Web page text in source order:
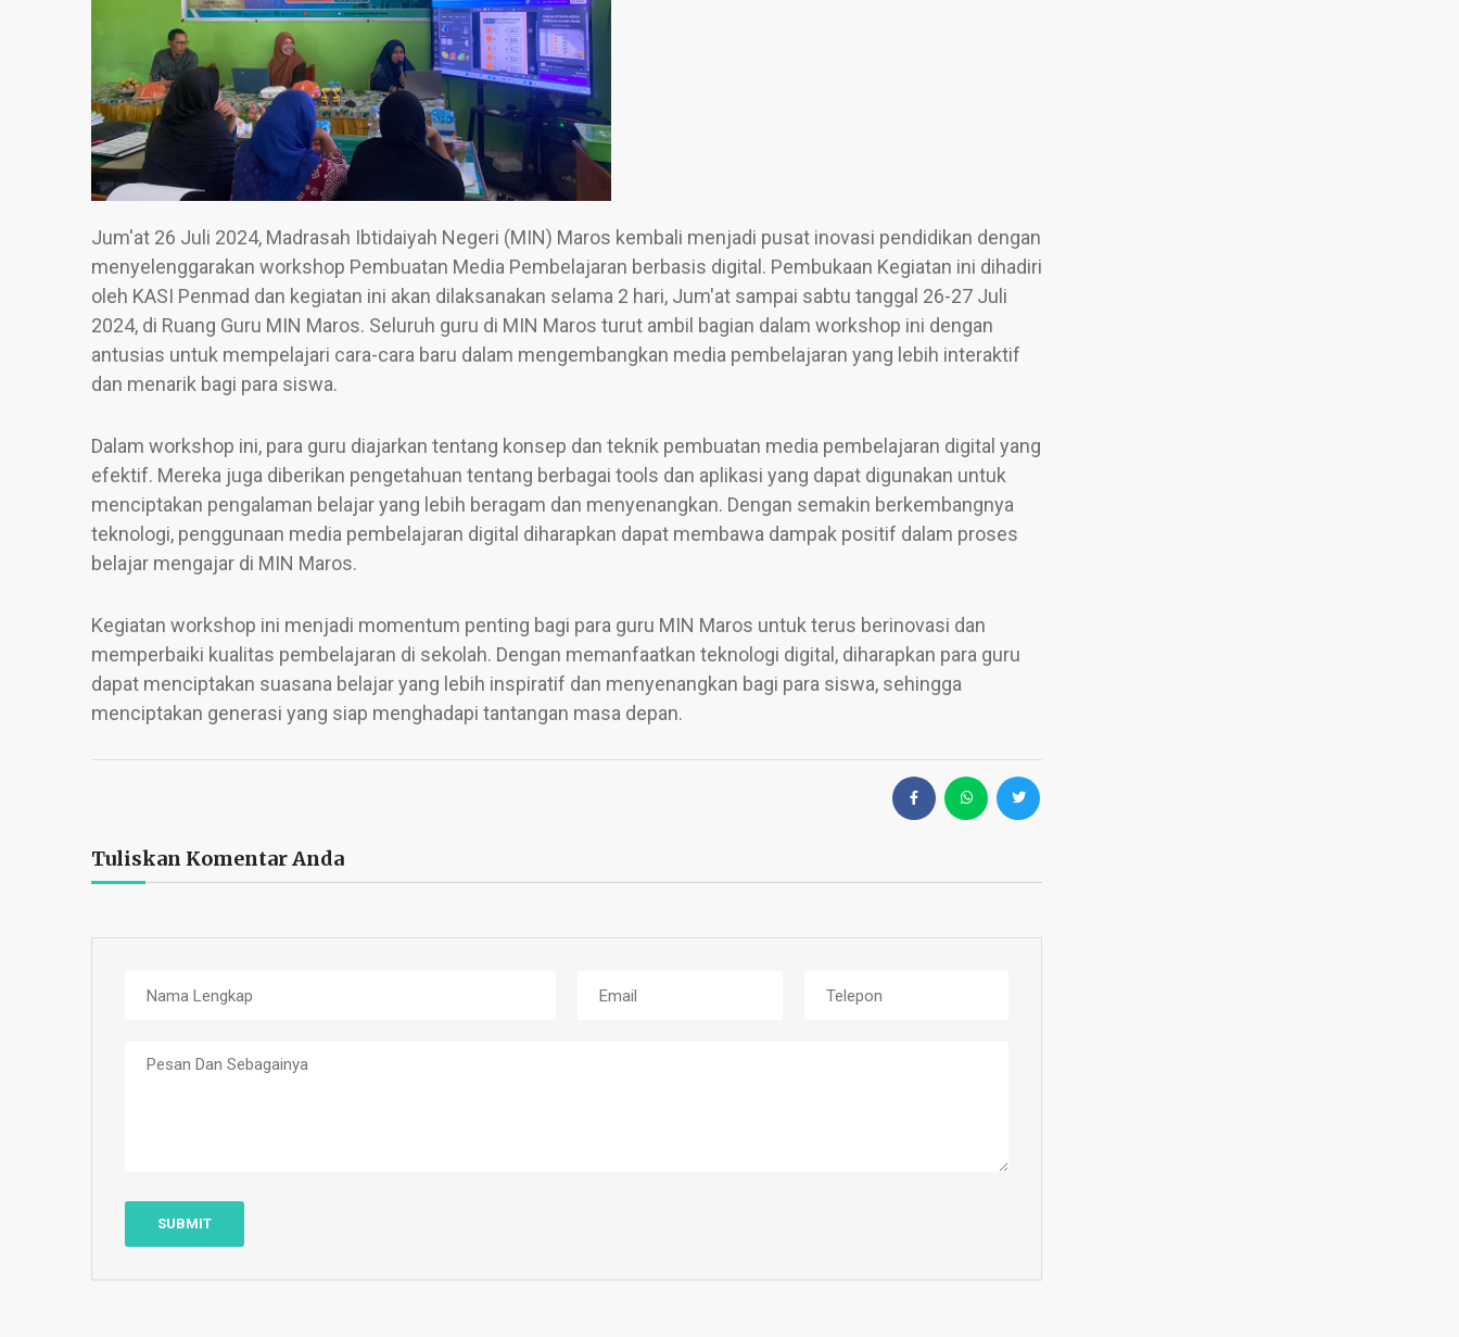
Jum'at 26 Juli 2024, Madrasah Ibtidaiyah Negeri (MIN) Maros kembali menjadi pusat inovasi pendidikan dengan
menyelenggarakan workshop Pembuatan Media Pembelajaran berbasis digital. Pembukaan Kegiatan ini dihadiri
oleh KASI Penmad dan kegiatan ini akan dilaksanakan selama 2 hari, Jum'at sampai sabtu tanggal 26-27 Juli
2024, di Ruang Guru MIN Maros. Seluruh guru di MIN Maros turut ambil bagian dalam workshop ini dengan
antusias untuk mempelajari cara-cara baru dalam mengembangkan media pembelajaran yang lebih interaktif
dan menarik bagi para siswa.
Dalam workshop ini, para guru diajarkan tentang konsep dan teknik pembuatan media pembelajaran digital yang
efektif. Mereka juga diberikan pengetahuan tentang berbagai tools dan aplikasi yang dapat digunakan untuk
menciptakan pengalaman belajar yang lebih beragam dan menyenangkan. Dengan semakin berkembangnya
teknologi, penggunaan media pembelajaran digital diharapkan dapat membawa dampak positif dalam proses
belajar mengajar di MIN Maros.
Kegiatan workshop ini menjadi momentum penting bagi para guru MIN Maros untuk terus berinovasi dan
memperbaiki kualitas pembelajaran di sekolah. Dengan memanfaatkan teknologi digital, diharapkan para guru
dapat menciptakan suasana belajar yang lebih inspiratif dan menyenangkan bagi para siswa, sehingga
menciptakan generasi yang siap menghadapi tantangan masa depan.
Tuliskan Komentar Anda